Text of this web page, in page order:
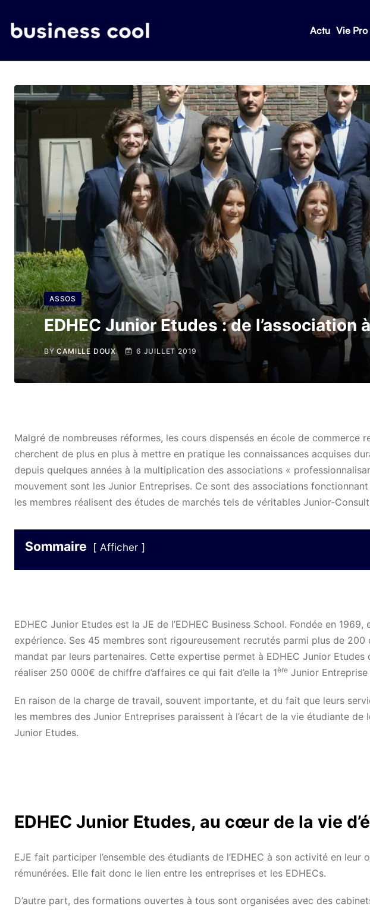
Actu Vie Pro
ASSOS
EDHEC Junior Etudes : de l’association
BYCAMILLE DOUX 6 JUILLET 2019
Malgré de nombreuses réformes, les cours dispensés en école de commerce
cherchent de plus en plus à mettre en pratique les connaissances acquises
depuis quelques années à la multiplication des associations «
mouvement sont les Junior Entreprises. Ce sont des associations
les membres réalisent des études de marchés tels de véritables Junior-
Sommaire Afficher
EDHEC Junior Etudes est la JE de l’EDHEC Business School. Fondée en
expérience. Ses 45 membres sont rigoureusement recrutés parmi plus de
mandat par leurs partenaires. Cette expertise permet à EDHEC Junior
réaliser 250 000€ de chiffre d’affaires ce qui fait d’elle la 1ère Junior
En raison de la charge de travail, souvent importante, et du fait que leurs
les membres des Junior Entreprises paraissent à l’écart de la vie étudiante de
Junior Etudes.
EDHEC Junior Etudes, au cœur de la vie
EJE fait participer l’ensemble des étudiants de l’EDHEC à son activité en
rémunérées. Elle fait donc le lien entre les entreprises et les EDHECs.
D’autre part, des formations ouvertes à tous sont organisées avec des